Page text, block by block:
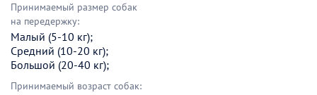
Принимаемый размер собак
на передержку:
Малый (5-10 кг);
Средний (10-20 кг);
Большой (20-40 кг);
Принимаемый возраст собак: